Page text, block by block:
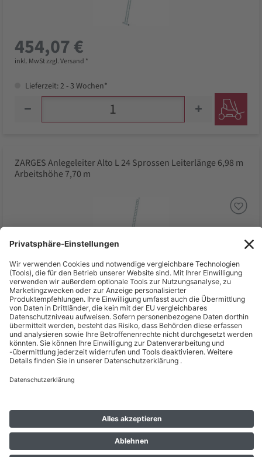
454,07 €
inkl. MwSt zzgl. Versand *
Lieferzeit: 2 - 3 Wochen*
ZARGES Anlegeleiter Alto L 24 Sprossen Leiterlänge 6,98 m
Arbeitshöhe 7,70 m
499,53 €
inkl. MwSt zzgl. Versand *
Lieferzeit: 2 - 3 Wochen*
ZARGES Anlegeleiter Strato DL Anlegeleiter 16 Sprossen
Leiterlänge 4,67 m Arbeitshöhe 5,45 m